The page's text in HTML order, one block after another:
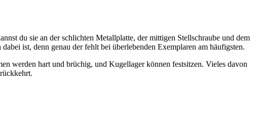
du sie an der schlichten Metallplatte, der mittigen Stellschraube und dem
ist, denn genau der fehlt bei überlebenden Exemplaren am häufigsten.
werden hart und brüchig, und Kugellager können festsitzen. Vieles davon